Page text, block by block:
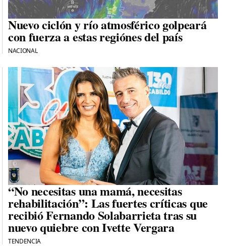
Nuevo ciclón y río atmosférico golpeará
con fuerza a estas regiónes del país
NACIONAL
“No necesitas una mamá, necesitas
rehabilitación”: Las fuertes críticas que
recibió Fernando Solabarrieta tras su
nuevo quiebre con Ivette Vergara
TENDENCIA